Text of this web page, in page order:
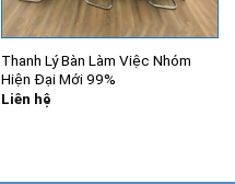
Thanh Lý Bàn Làm Việc Nhóm
Hiện Đại Mới 99%
Liên hệ